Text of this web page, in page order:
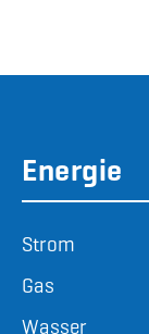
Energie
Strom
Gas
Wasser